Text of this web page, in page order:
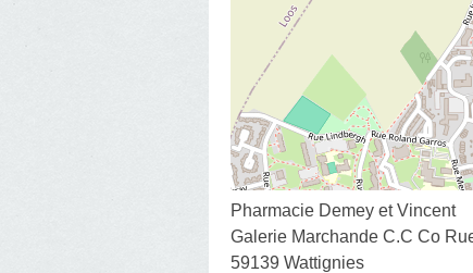
Pharmacie Demey et Vincent
Galerie Marchande C.C Co
59139 Wattignies